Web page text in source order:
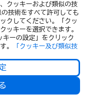
クッキーおよび類似の技
技術をすべて許可しても
クしてください。「クッ
ッキーを選択できます。
キーの設定」をクリック
。
「クッキー及び類似技